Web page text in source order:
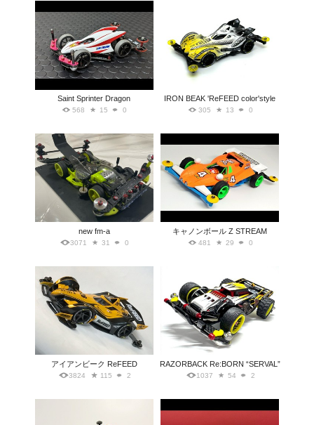
Saint Sprinter Dragon
568 15 0
IRON BEAK 'ReFEED color'style
305 13 0
new fm-a
3071 31 0
キャノンボール Z STREAM
481 29 0
アイアンビーク ReFEED
3824 115 2
RAZORBACK Re:BORN “SERVAL”
1037 54 2